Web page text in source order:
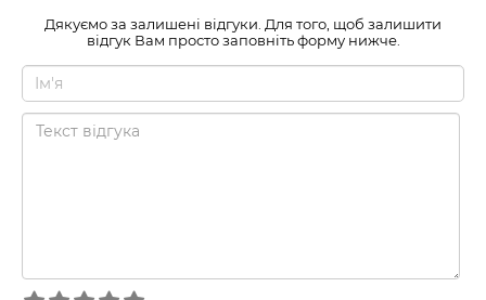
Дякуємо за залишені відгуки. Для того, щоб залишити
відгук Вам просто заповніть форму нижче.